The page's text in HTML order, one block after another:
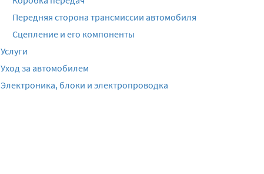
Передняя сторона трансмиссии автомобиля
Сцепление и его компоненты
Услуги
Уход за автомобилем
Электроника, блоки и электропроводка